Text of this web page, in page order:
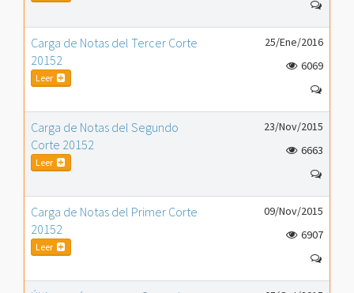
Carga de Notas del Tercer Corte
20152
Leer
25/Ene/2016
6069
Carga de Notas del Segundo
Corte 20152
Leer
23/Nov/2015
6663
Carga de Notas del Primer Corte
20152
Leer
09/Nov/2015
6907